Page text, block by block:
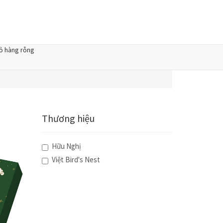
hàng rỗng
Thương hiệu
Hữu Nghị
Việt Bird's Nest